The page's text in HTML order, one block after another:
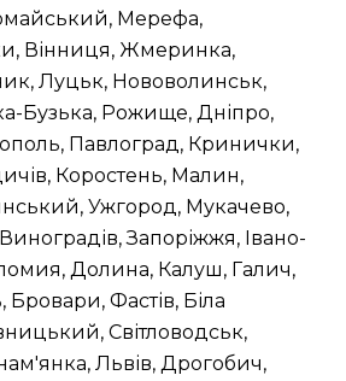
Мерефа,
Вінниця, Жмеринка,
Луцьк, Нововолинськ,
Бузька, Рожище, Дніпро,
Павлоград, Кринички,
Коростень, Малин,
Ужгород, Мукачево,
Запоріжжя, Івано-
Долина, Калуш, Галич,
Бровари, Фастів, Біла
Світловодськ,
Львів, Дрогобич,